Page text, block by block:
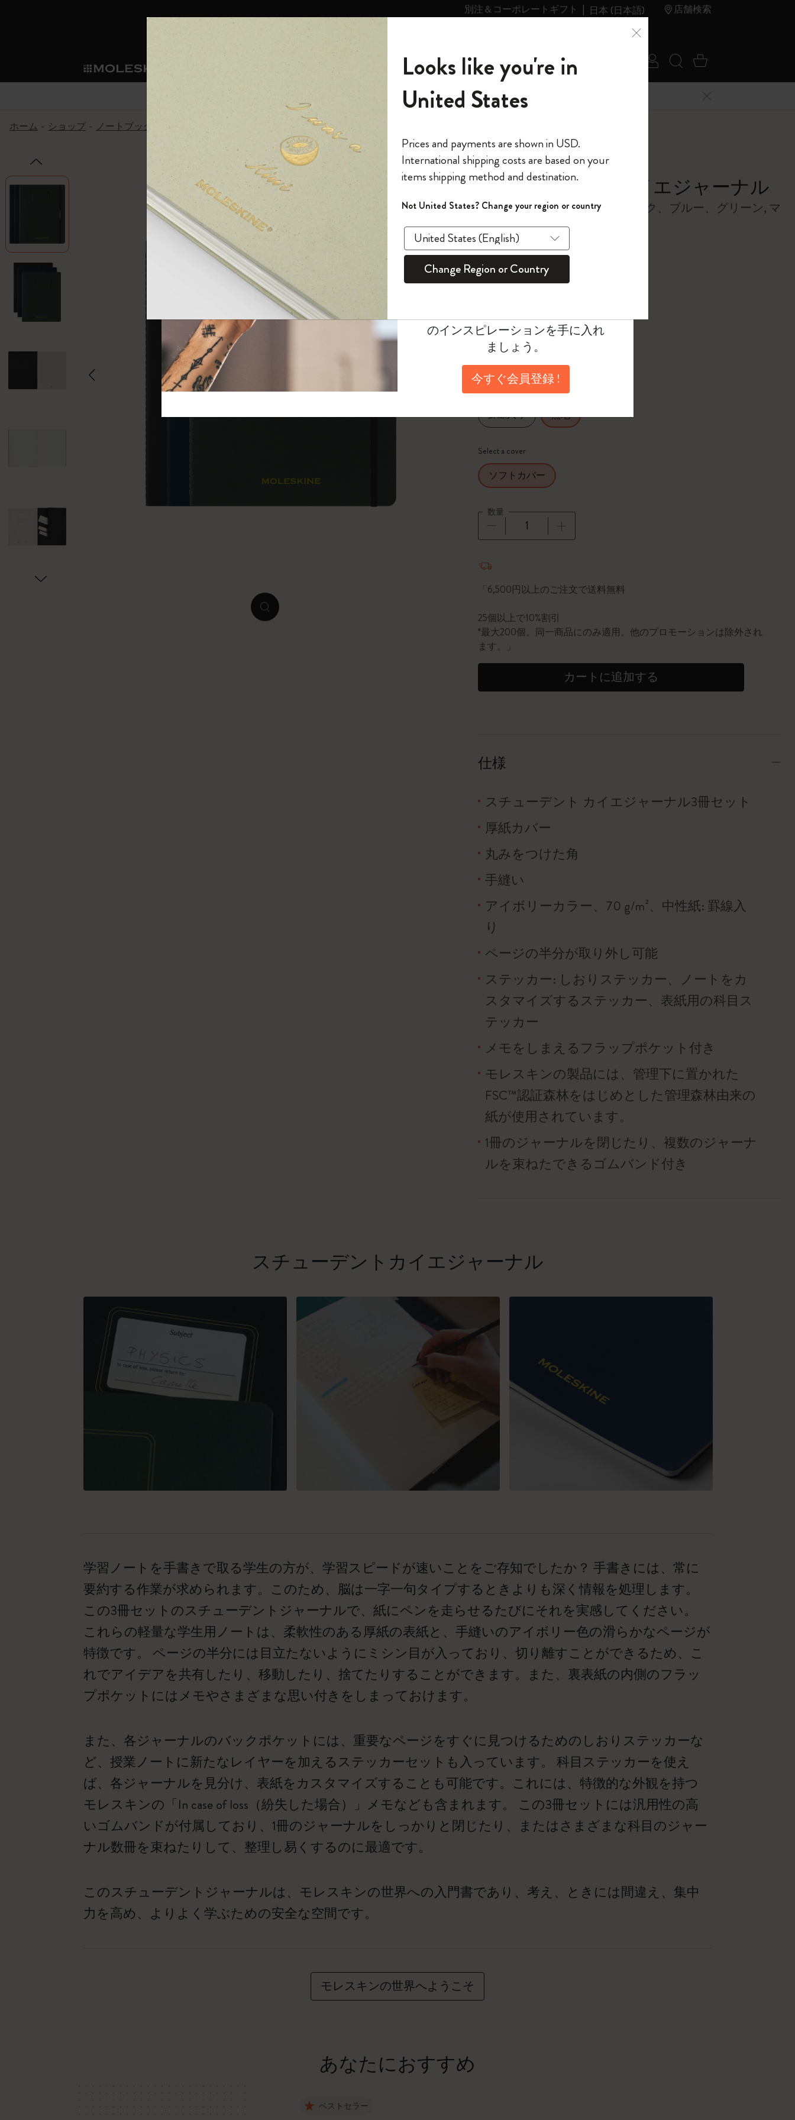
別注＆コーポレートギフト 日本 (日本語) 店舗検索
ショ
ノートブック
ノートブック
The Original Notebook
ミニノートブックチャーム
カイエ ＆ ジャーナル
セット
パッションジャーナル
スチューデントカイエジャーナル
サブカテゴリ
ダイアリー
パーソナル・ダイアリー
12カ月ダイアリー
15ヶ月プランナー
ウィークリープランナー
デイリープランナー
マンスリープランナー
ライフプランナー・コレクション
モレスキンスマート
サブカテゴリ
すべて見る
スマートライティング・システム
モレスキンスマートスマートとは
アプリ・サービス
ライティングツール
サブカテゴリ
モレスキンスマート
Blackwing x モレスキン
Kaweco x モレスキン
ペン & ペンシル
限定版ノートブック
サブカテゴリ
Reframe サングラス
ムーミン コレクション
キム・ジョンギコレクション
「Alice's Adventures in Wonderland」コレ
『ロード・オブ・ザ・リング』コレク
カラーパターン ノートブック
サクラコレクション
馬年コレクション
ン
芸術と文化
サブカテゴリ
キム・ジョンギコレクション
Impressions of Impressionism コレクショ
ン
カサ・バトリョ 限定版コレクション
ゴッホ美術館
バッグ
サブカテゴリ
すべて見る
バックパック
限定版バックパック
Shopper paper – made Collection
ギフト
サブカテゴリ
アートを愛する方への贈り物
プロフェッショナルへの贈り物
ミニマリストへの贈り物
マキシマリストへの贈り物
健康を愛する方への贈り物です
趣味を愛する方へのギフト
サブカテゴリ
カントリー・テーマ・ピンズ・コレク
ション
パッチ
サブカテゴリ
プライドをいつも胸に
Mardi Mercredi × モレスキン
スマートライティング・シス
サブカテゴリ
スマートライティング・システム
スマートノートブック
スマートダイアリー
モレスキンスマートスマート
アプリ・サービス
サブカテゴリ
Notes
モレスキン Journal
モレスキン Planner
パーソナライズサ
ービス
サブカテゴリ
カスタムダイアリー
カスタムノートブック
和紙テープ
ミニノートブックチャーム
別注＆コーポレートギフト
リー
の世界
サブカテゴリ
モレスキンメンバーシップ
我々の歴史
モレスキンのマニフェスト
ペンと紙の力
持続可能な創造性
Detour
モレスキン Foundation
ール
ログイン
今すぐメンバー登録
ウェルカムオファー: 次回のご購入時に10% オフと送料無料
通常特典: パーソナライズの2冊ご購入で1冊無料
バースデー特典: 1回限りの割引（1ヶ月有効）
先行プレビュー: 新作コレクションへの先行アクセス
伝説的なお得情報: 会員限定の特別サプライズ
セールへの早期アクセス: お得な情報をいち早くチェック
モレスキン限定イベント: 優先アクセス
返品期間の延長: 1ヶ月間
アカウントを作成する
モレスキンの世界へようこそ
*メールアドレス
パスワードを表示
*パスワード
このデバイスで情報を保存する
ログイン
検索 (キーワード
カート 0 アイ
6,500円以上のご購入で送料無料 メニューを閉じる
ホーム ショップ ノートブック スチューデントカイエジャーナル スチューデントカイエジャーナル
zoom.cta
スチューデントカイエジャーナル
3冊セット、XXL、無地、ブラック、ブルー、グリーン, マ
ルチカラー
¥ 4,950
Select a color
Select a size
XXL 21.6X27.9
Select a layout
罫線入り 無地
Select a cover
ソフトカバー
数量
「6,500円以上のご注文で送料無料
25個以上で10%割引
*最大200個。同一商品にのみ適用。他のプロモーションは除外され
ます。」
カートに追加する
仕様
スチューデント カイエジャーナル3冊セット
厚紙カバー
丸みをつけた角
手縫い
アイボリーカラー、70 g/m²、中性紙: 罫線入
り
ページの半分が取り外し可能
ステッカー: しおりステッカー、ノートをカ
スタマイズするステッカー、表紙用の科目ス
テッカー
メモをしまえるフラップポケット付き
モレスキンの製品には、管理下に置かれた
FSC™認証森林をはじめとした管理森林由来の
紙が使用されています。
1冊のジャーナルを閉じたり、複数のジャーナ
ルを束ねたできるゴムバンド付き
スチューデントカイエジャーナル
学習ノートを手書きで取る学生の方が、学習スピードが速いことをご存知でしたか？ 手書きには、常に
要約する作業が求められます。このため、脳は一字一句タイプするときよりも深く情報を処理します。
この3冊セットのスチューデントジャーナルで、紙にペンを走らせるたびにそれを実感してください。
これらの軽量な学生用ノートは、柔軟性のある厚紙の表紙と、手縫いのアイボリー色の滑らかなページが
特徴です。 ページの半分には目立たないようにミシン目が入っており、切り離すことができるため、こ
れでアイデアを共有したり、移動したり、捨てたりすることができます。また、裏表紙の内側のフラッ
プポケットにはメモやさまざまな思い付きをしまっておけます。
また、各ジャーナルのバックポケットには、重要なページをすぐに見つけるためのしおりステッカーな
ど、授業ノートに新たなレイヤーを加えるステッカーセットも入っています。 科目ステッカーを使え
ば、各ジャーナルを見分け、表紙をカスタマイズすることも可能です。これには、特徴的な外観を持つ
モレスキンの「In case of loss（紛失した場合）」メモなども含まれます。 この3冊セットには汎用性の高
いゴムバンドが付属しており、1冊のジャーナルをしっかりと閉じたり、またはさまざまな科目のジャー
ナル数冊を束ねたりして、整理し易くするのに最適です。
このスチューデントジャーナルは、モレスキンの世界への入門書であり、考え、ときには間違え、集中
力を高め、よりよく学ぶための安全な空間です。
モレスキンの世界へようこそ
あなたにおすすめ
ベストセラー
モレスキンの世界へようこそ
今すぐ会員登録して、コード
「WELCOME10」を入力すると、初
回注文が10%オフ＋送料無料になり
ます。セール・アウトレット品は
適用外。
のインスピレーションを手に入れ
ましょう。
今すぐ会員登録 !
Looks like you're in
United States
Prices and payments are shown in USD.
International shipping costs are based on your
items shipping method and destination.
Not United States? Change your region or country
Change Region or Country